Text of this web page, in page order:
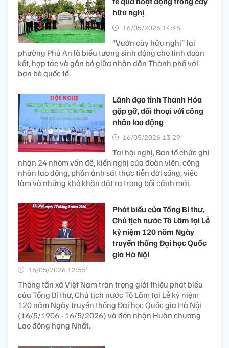
hữu nghị
16/05/2026 14:46’
“Vườn cây hữu nghị” tại
phường Phú An là biểu tượng sinh động cho tình đoàn
kết, hợp tác và gắn bó giữa nhân dân Thành phố với
bạn bè quốc tế.
Lãnh đạo tỉnh Thanh Hóa
gặp gỡ, đối thoại với công
nhân lao động
16/05/2026 13:29’
Tại hội nghị, Ban tổ chức ghi
nhận 24 nhóm vấn đề, kiến nghị của đoàn viên, công
nhân lao động, phản ánh sát thực tiễn đời sống, việc
làm và những khó khăn đặt ra trong bối cảnh mới.
Phát biểu của Tổng Bí thư,
Chủ tịch nước Tô Lâm tại Lễ
kỷ niệm 120 năm Ngày
truyền thống Đại học Quốc
gia Hà Nội
16/05/2026 12:55’
Thông tấn xã Việt Nam trân trọng giới thiệu phát biểu
của Tổng Bí thư, Chủ tịch nước Tô Lâm tại Lễ kỷ niệm
120 năm Ngày truyền thống Đại học Quốc gia Hà Nội
(16/5/1906 - 16/5/2026) và đón nhận Huân chương
Lao động hạng Nhất.